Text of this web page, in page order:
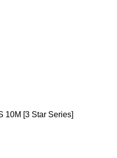
10M [3 Star Series]